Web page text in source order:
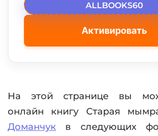
ALLBOOKS60
Активировать
На этой странице вы
онлайн книгу Старая
Доманчук в следующих